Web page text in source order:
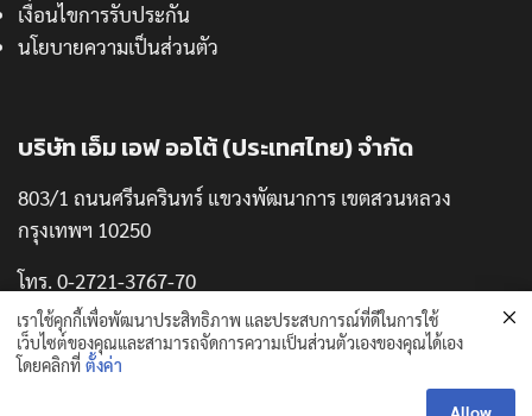
เงื่อนไขการรับประกัน
นโยบายความเป็นส่วนตัว
บริษัท เอ็ม เอฟ ออโต้ (ประเทศไทย) จำกัด
803/1 ถนนศรีนครินทร์ แขวงพัฒนาการ เขตสวนหลวง
กรุงเทพฯ 10250
โทร. 0-2721-3767-70
แฟกซ์. 0-2721-3771
เราใช้คุกกี้เพื่อพัฒนาประสิทธิภาพ และประสบการณ์ที่ดีในการใช้
เว็บไซต์ของคุณและสามารถจัดการความเป็นส่วนตัวเองของคุณได้เอง
โดยคลิกที่ ตั้งค่า
Allow